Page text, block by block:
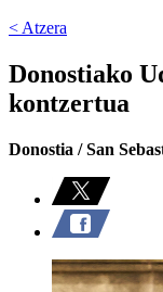
< Atzera
Donostiako
kontzertua
Donostia / San